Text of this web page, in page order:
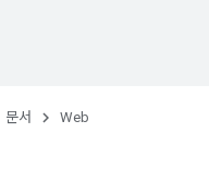
문서
Web